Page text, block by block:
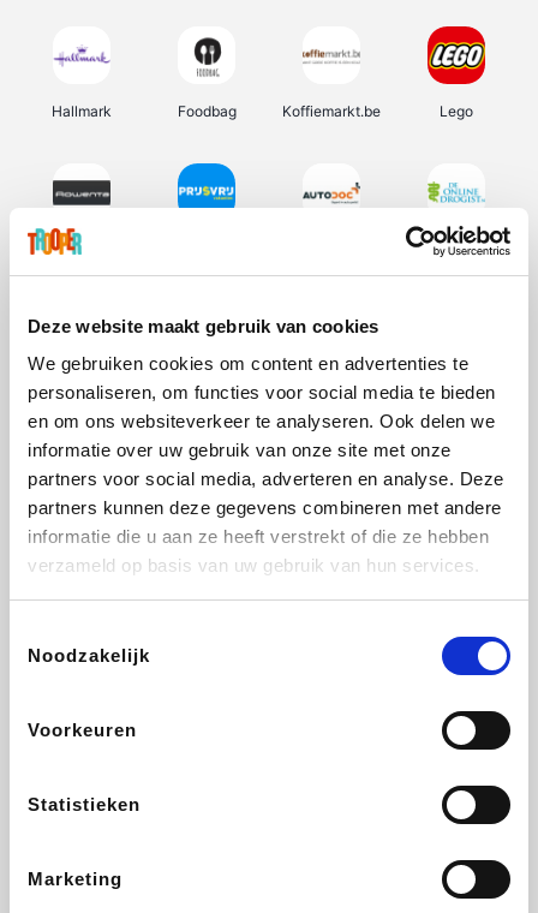
Deze website maakt gebruik van cookies
We gebruiken cookies om content en advertenties te
personaliseren, om functies voor social media te bieden
en om ons websiteverkeer te analyseren. Ook delen we
informatie over uw gebruik van onze site met onze
partners voor social media, adverteren en analyse. Deze
partners kunnen deze gegevens combineren met andere
informatie die u aan ze heeft verstrekt of die ze hebben
verzameld op basis van uw gebruik van hun services.
Noodzakelijk
Voorkeuren
Statistieken
Marketing
Hallmark Foodbag Koffiemarkt.be Lego
Rowenta De Online Drogist
Vidaxl Lampenlicht.be Plopsa
Adidas
DectDirect
Ibood SupraBazar